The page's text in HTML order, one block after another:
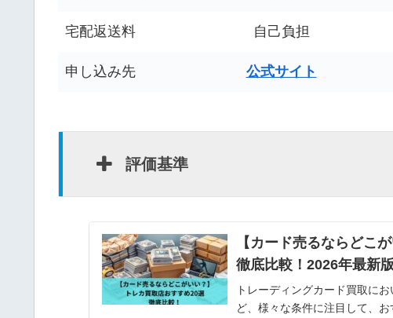
宅配返送料 自己負担
申し込み先 公式サイト
評価基準
【カード売るならどこ
徹底比較！2026年最新版
トレーディングカード買取に
ど、様々な条件に注目して、